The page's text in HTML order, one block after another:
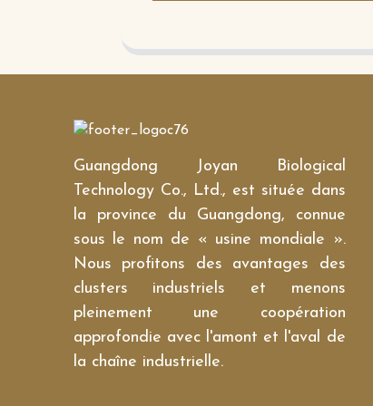
Guangdong Joyan Biological
Technology Co., Ltd., est située dans
la province du Guangdong, connue
sous le nom de « usine mondiale ».
Nous profitons des avantages des
clusters industriels et menons
pleinement une coopération
approfondie avec l'amont et l'aval de
la chaîne industrielle.